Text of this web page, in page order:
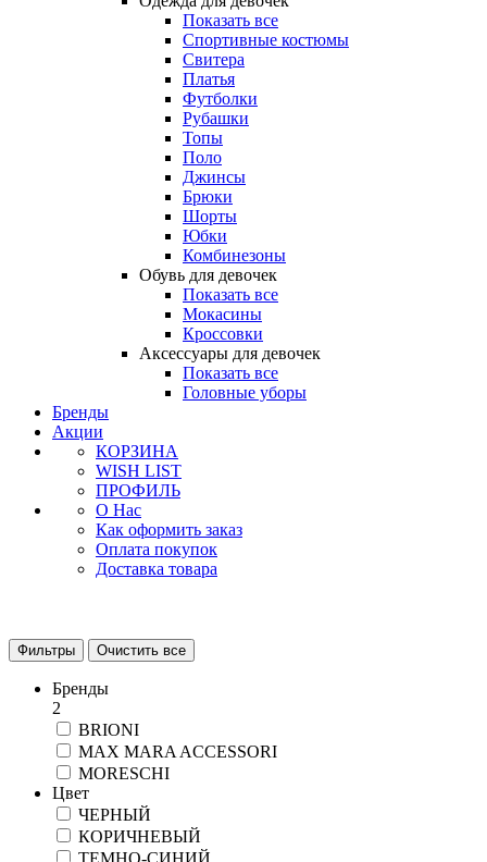
Показать все
Спортивные костюмы
Свитера
Платья
Футболки
Рубашки
Топы
Поло
Джинсы
Брюки
Шорты
Юбки
Комбинезоны
Обувь для девочек
Показать все
Мокасины
Кроссовки
Аксессуары для девочек
Показать все
Головные уборы
Бренды
Акции
КОРЗИНА
WISH LIST
ПРОФИЛЬ
О Нас
Как оформить заказ
Оплата покупок
Доставка товара
Фильтры Очистить все
Бренды
2
BRIONI
MAX MARA ACCESSORI
MORESCHI
Цвет
ЧЕРНЫЙ
КОРИЧНЕВЫЙ
ТЕМНО-СИНИЙ